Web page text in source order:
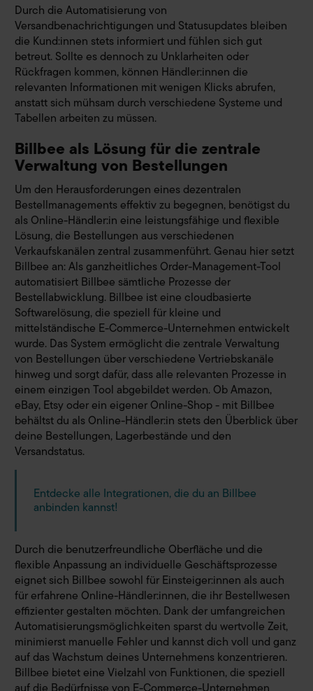
Durch die Automatisierung von
Versandbenachrichtigungen und Statusupdates bleiben
die Kund:innen stets informiert und fühlen sich gut
betreut. Sollte es dennoch zu Unklarheiten oder
Rückfragen kommen, können Händler:innen die
relevanten Informationen mit wenigen Klicks abrufen,
anstatt sich mühsam durch verschiedene Systeme und
Tabellen arbeiten zu müssen.
Billbee als Lösung für die zentrale
Verwaltung von Bestellungen
Um den Herausforderungen eines dezentralen
Bestellmanagements effektiv zu begegnen, benötigst du
als Online-Händler:in eine leistungsfähige und flexible
Lösung, die Bestellungen aus verschiedenen
Verkaufskanälen zentral zusammenführt. Genau hier setzt
Billbee an: Als ganzheitliches Order-Management-Tool
automatisiert Billbee sämtliche Prozesse der
Bestellabwicklung. Billbee ist eine cloudbasierte
Softwarelösung, die speziell für kleine und
mittelständische E-Commerce-Unternehmen entwickelt
wurde. Das System ermöglicht die zentrale Verwaltung
von Bestellungen über verschiedene Vertriebskanäle
hinweg und sorgt dafür, dass alle relevanten Prozesse in
einem einzigen Tool abgebildet werden. Ob Amazon,
eBay, Etsy oder ein eigener Online-Shop - mit Billbee
behältst du als Online-Händler:in stets den Überblick über
deine Bestellungen, Lagerbestände und den
Versandstatus.
Entdecke alle Integrationen, die du an Billbee
anbinden kannst!
Durch die benutzerfreundliche Oberfläche und die
flexible Anpassung an individuelle Geschäftsprozesse
eignet sich Billbee sowohl für Einsteiger:innen als auch
für erfahrene Online-Händler:innen, die ihr Bestellwesen
effizienter gestalten möchten. Dank der umfangreichen
Automatisierungsmöglichkeiten sparst du wertvolle Zeit,
minimierst manuelle Fehler und kannst dich voll und ganz
auf das Wachstum deines Unternehmens konzentrieren.
Billbee bietet eine Vielzahl von Funktionen, die speziell